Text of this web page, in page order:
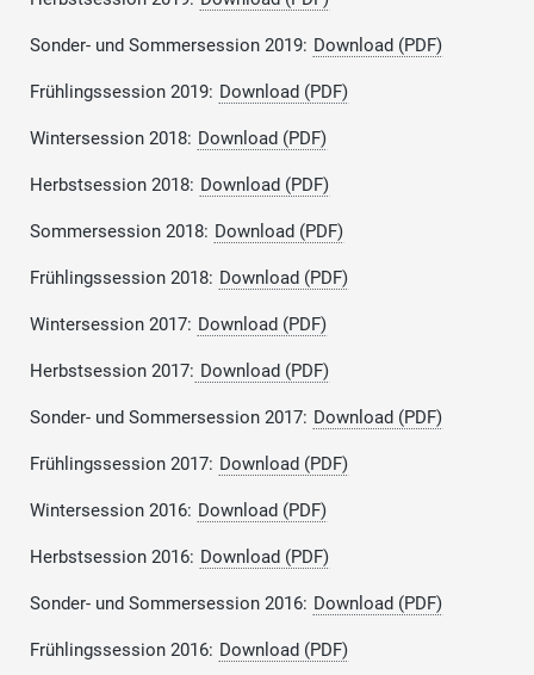
Sonder- und Sommersession 2019: Download (PDF)
Frühlingssession 2019: Download (PDF)
Wintersession 2018: Download (PDF)
Herbstsession 2018: Download (PDF)
Sommersession 2018: Download (PDF)
Frühlingssession 2018: Download (PDF)
Wintersession 2017: Download (PDF)
Herbstsession 2017: Download (PDF)
Sonder- und Sommersession 2017: Download (PDF)
Frühlingssession 2017: Download (PDF)
Wintersession 2016: Download (PDF)
Herbstsession 2016: Download (PDF)
Sonder- und Sommersession 2016: Download (PDF)
Frühlingssession 2016: Download (PDF)